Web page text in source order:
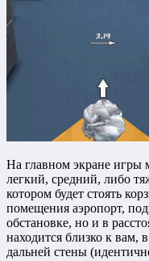
На главном экране игры
легкий, средний, либо
котором будет стоять
помещения аэропорт,
обстановке, но и в
находится близко к вам,
дальней стены